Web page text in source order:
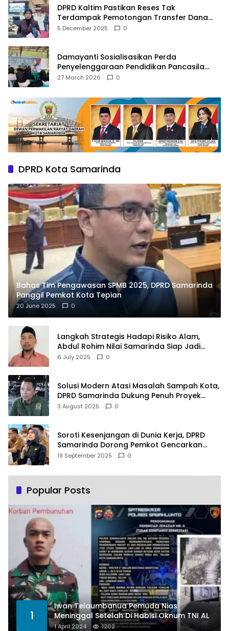
DPRD Kaltim Pastikan Reses Tak
Terdampak Pemotongan Transfer Dana
Pusat
5 December 2025 0
Damayanti Sosialisasikan Perda
Penyelenggaraan Pendidikan Pancasila
dan Wawasan Kebangsaan
27 March 2026 0
DPRD Kota Samarinda
Bahas Tim Pengawasan SPMB 2025, DPRD Samarinda
Panggil Pemkot Kota Tepian
20 June 2025 0
Langkah Strategis Hadapi Risiko Alam,
Abdul Rohim Nilai Samarinda Siap Jadi
Pusat Logistik Bencana Kalimantan
6 July 2025 0
Solusi Modern Atasi Masalah Sampah Kota,
DPRD Samarinda Dukung Penuh Proyek
PLTSA
3 August 2025 0
Soroti Kesenjangan di Dunia Kerja, DPRD
Samarinda Dorong Pemkot Gencarkan
Pemberdayaan Perempuan
19 September 2025 0
Popular Posts
1
Iwan Telaumbanua Pemuda Nias
Meninggal Setelah Di Habisi Oknum TNI AL
1 April 2024 1202